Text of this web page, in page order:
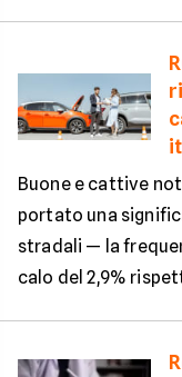
Buone e cattive
portato una
stradali — la
calo del 2,9%